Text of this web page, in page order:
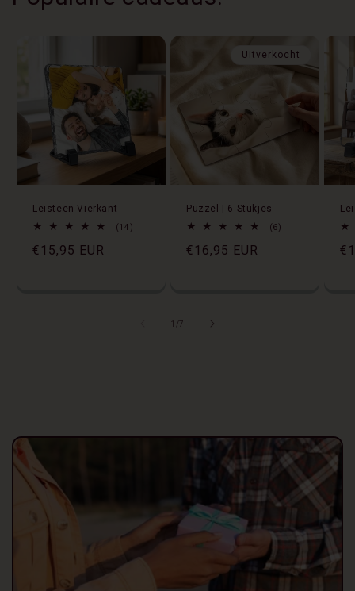
Leisteen Vierkant
(14)
Normale
€15,95 EUR
Uitverkocht
Puzzel | 6 Stukjes
(6)
Normale
€16,95 EUR
/van
7